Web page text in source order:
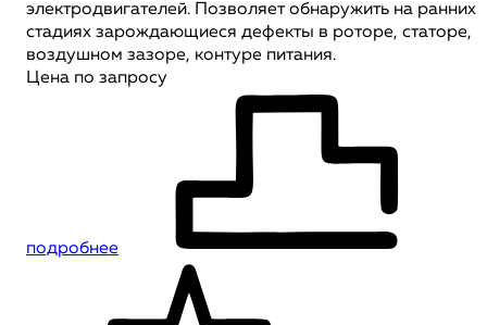
электродвигателей. Позволяет обнаружить на ранних
стадиях зарождающиеся дефекты в роторе, статоре,
воздушном зазоре, контуре питания.
Цена по запросу
подробнее